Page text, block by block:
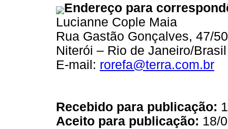
Endereço para
Lucianne Cople Maia
Rua Gastão Gonçalves, 47/
Niterói – Rio de Janeiro/
E-mail: rorefa@terra.com.br
Recebido para publicação:
Aceito para publicação: 18/